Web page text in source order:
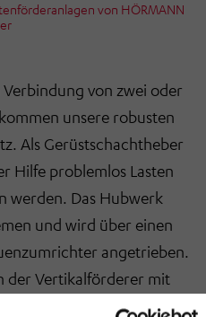
von HÖRMANN
von zwei oder
unsere robusten
Als Gerüstschachtheber
Hilfe problemlos Lasten
werden. Das Hubwerk
und wird über einen
angetrieben.
der Vertikalförderer mit